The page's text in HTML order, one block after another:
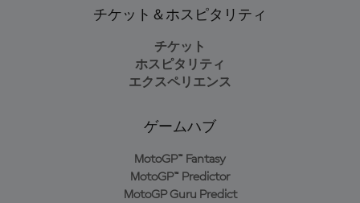
チケット＆ホスピタリティ
チケット
ホスピタリティ
エクスペリエンス
ゲームハブ
MotoGP™ Fantasy
MotoGP™ Predictor
MotoGP Guru Predict